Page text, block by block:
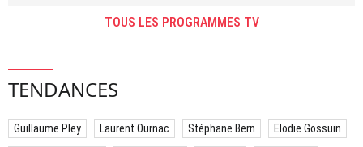
TOUS LES PROGRAMMES TV
TENDANCES
Guillaume Pley Laurent Ournac Stéphane Bern Elodie Gossuin